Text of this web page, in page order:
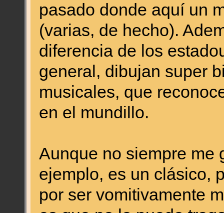
pasado donde aquí un
(varias, de hecho).
diferencia de los
general, dibujan super
musicales, que
en el mundillo.
Aunque no siempre me
ejemplo, es un clásico,
por ser vomitivamente